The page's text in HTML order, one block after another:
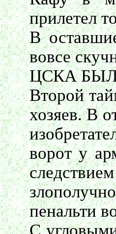
прилетел
В
вовсе
ЦСКА
Второй
хозяев. В
ворот у
пенальти
С